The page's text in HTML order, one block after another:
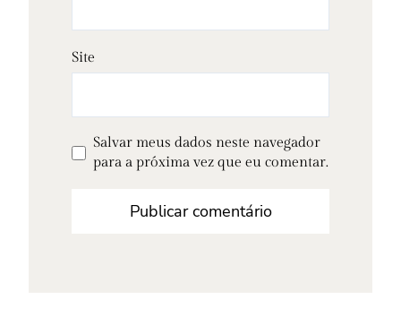
Site
Salvar meus dados neste navegador
para a próxima vez que eu comentar.